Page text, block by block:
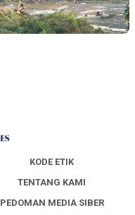
KODE ETIK
TENTANG KAMI
PEDOMAN MEDIA SIBER